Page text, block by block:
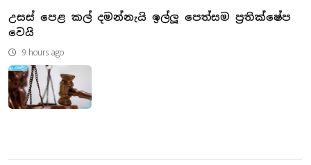
උසස් පෙළ කල් දමන්නැයි ඉල්ලූ පෙත්සම ප්‍රතික්ෂේප
වෙයි
9 hours ago